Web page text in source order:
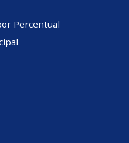
Percentual